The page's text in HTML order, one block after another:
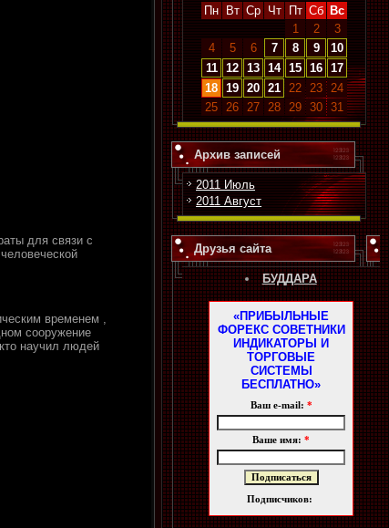
для связи с
временем ,
сооружение
научил людей
Пн Вт Ср Чт Пт Сб Вс
1
2
3
4
5 6 7 8 9
10
11
12 13 14 15 16 17
18 19 20 21 22 23
24
25
26 27 28 29 30 31
Архив записей
2011 Июль
2011 Август
Друзья сайта
БУДДАРА
«ПРИБЫЛЬНЫЕ
ФОРЕКС СОВЕТНИКИ
ИНДИКАТОРЫ И
ТОРГОВЫЕ
СИСТЕМЫ
БЕСПЛАТНО»
Ваш e-mail: *
Ваше имя: *
Подписчиков: